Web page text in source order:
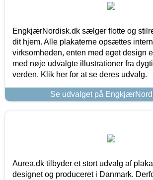
EngkjærNordisk.dk sælger flotte og
dit hjem. Alle plakaterne opsættes
virksomheden, enten med eget design
med nøje udvalgte illustrationer fra
verden. Klik her for at se deres udvalg.
Se udvalget på
Aurea.dk tilbyder et stort udvalg af
designet og produceret i Danmark.